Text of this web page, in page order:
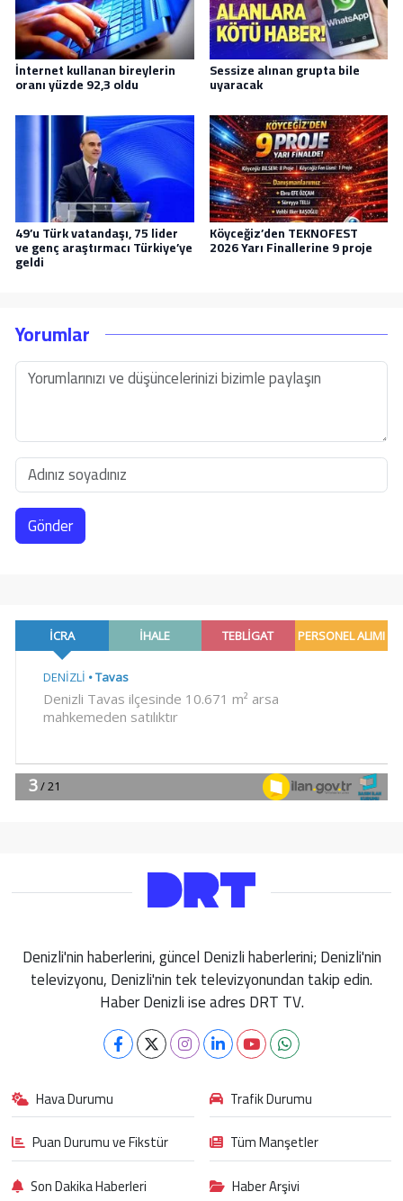
İnternet kullanan bireylerin
oranı yüzde 92,3 oldu
Sessize alınan grupta bile
uyaracak
49’u Türk vatandaşı, 75 lider
ve genç araştırmacı Türkiye’ye
geldi
Köyceğiz’den TEKNOFEST
2026 Yarı Finallerine 9 proje
Yorumlar
Gönder
Denizli'nin haberlerini, güncel Denizli haberlerini; Denizli'nin
televizyonu, Denizli'nin tek televizyonundan takip edin.
Haber Denizli ise adres DRT TV.
Hava Durumu
Trafik Durumu
Puan Durumu ve Fikstür
Tüm Manşetler
Son Dakika Haberleri
Haber Arşivi